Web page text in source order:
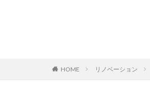
HOME リノベーション